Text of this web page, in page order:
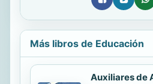
Más libros de Educación
Auxiliares de